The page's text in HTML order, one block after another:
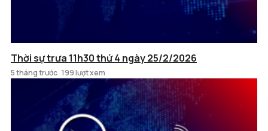
Thời sự trưa 11h30 thứ 4 ngày 25/2/2026
5 tháng trước 199 lượt xem